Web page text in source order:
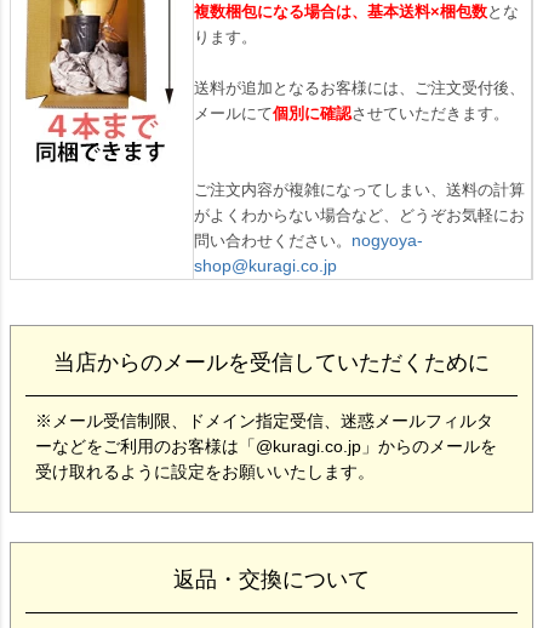
複数梱包になる場合は、基本送料×梱包数とな
ります。
送料が追加となるお客様には、ご注文受付後、
メールにて個別に確認させていただきます。
ご注文内容が複雑になってしまい、送料の計算
がよくわからない場合など、どうぞお気軽にお
問い合わせください。 nogyoya-
shop@kuragi.co.jp
当店からのメールを受信していただくために
※メール受信制限、ドメイン指定受信、迷惑メールフィルタ
ーなどをご利用のお客様は「@kuragi.co.jp」からのメールを
受け取れるように設定をお願いいたします。
返品・交換について